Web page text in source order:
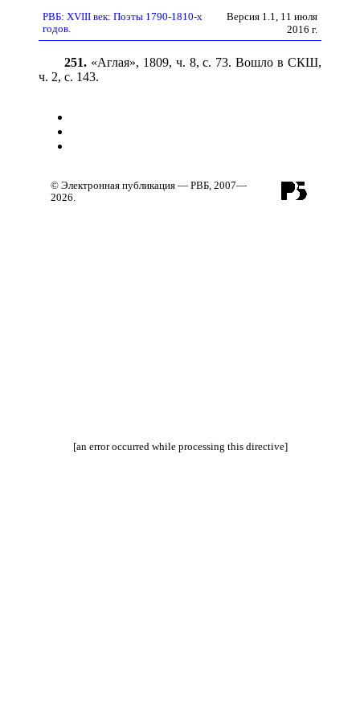
РВБ: XVIII век: Поэты 1790-1810-х
годов.
Версия 1.1, 11 июля
2016 г.
251. «Аглая», 1809, ч. 8, с. 73. Вошло в СКШ,
ч. 2, с. 143.
© Электронная публикация — РВБ, 2007—
2026.
[an error occurred while processing this directive]